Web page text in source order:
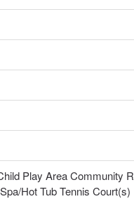
Play Area Community
Hot Tub Tennis Court(s)